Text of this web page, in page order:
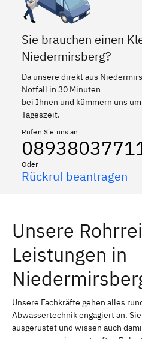
Sie brauchen einen
Niedermirsberg?
Da unsere direkt aus
Notfall in 30 Minuten
bei Ihnen und kümmern uns
Tageszeit.
Rufen Sie uns an
Oder
Rückruf beantragen
Unsere
Leistungen in
Unsere Fachkräfte gehen alles
Abwassertechnik engagiert an.
ausgerüstet und wissen auch